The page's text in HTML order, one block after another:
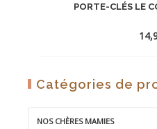
PORTE-CLÉS LE
Catégories de
NOS CHÈRES MAMIES